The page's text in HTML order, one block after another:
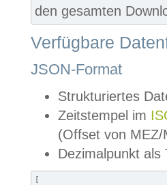
den gesamten
Verfügbare
JSON-Format
Strukturiertes
Zeitstempel im
(Offset von MEZ/
Dezimalpunkt als
[